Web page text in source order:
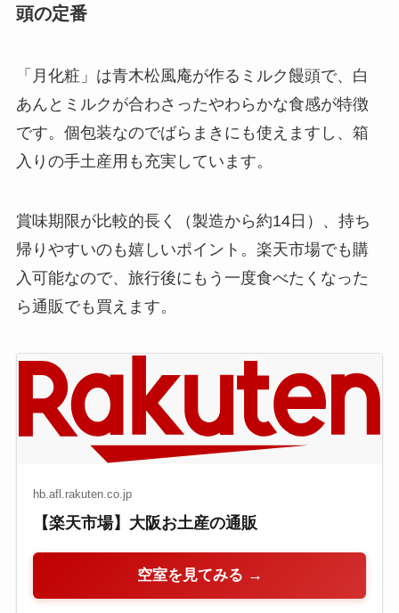
頭の定番
「月化粧」は青木松風庵が作るミルク饅頭で、白
あんとミルクが合わさったやわらかな食感が特徴
です。個包装なのでばらまきにも使えますし、箱
入りの手土産用も充実しています。
賞味期限が比較的長く（製造から約14日）、持ち
帰りやすいのも嬉しいポイント。楽天市場でも購
入可能なので、旅行後にもう一度食べたくなった
ら通販でも買えます。
hb.afl.rakuten.co.jp
【楽天市場】大阪お土産の通販
空室を見てみる →